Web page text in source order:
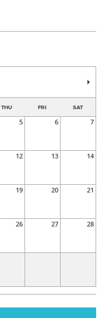
THU FRI SAT
5 6 7
12 13 14
19 20 21
26 27 28